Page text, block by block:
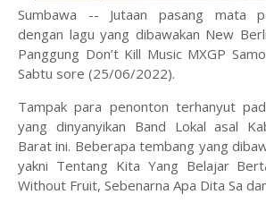
Sumbawa -- Jutaan pasang mata
dengan lagu yang dibawakan New
Panggung Don’t Kill Music MXGP
Sabtu sore (25/06/2022).
Tampak para penonton terhanyut
yang dinyanyikan Band Lokal asal
Barat ini. Beberapa tembang yang
yakni Tentang Kita Yang Belajar
Without Fruit, Sebenarna Apa Dita Sa